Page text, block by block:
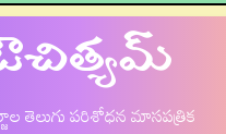
తెలుగు పరిశోధన మాసపత్రిక